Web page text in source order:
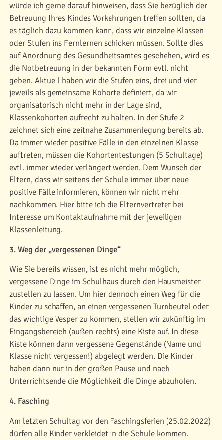
würde ich gerne darauf hinweisen, dass Sie bezüglich der
Betreuung Ihres Kindes Vorkehrungen treffen sollten, da
es täglich dazu kommen kann, dass wir einzelne Klassen
oder Stufen ins Fernlernen schicken müssen. Sollte dies
auf Anordnung des Gesundheitsamtes geschehen, wird es
die Notbetreuung in der bekannten Form evtl. nicht
geben. Aktuell haben wir die Stufen eins, drei und vier
jeweils als gemeinsame Kohorte definiert, da wir
organisatorisch nicht mehr in der Lage sind,
Klassenkohorten aufrecht zu halten. In der Stufe 2
zeichnet sich eine zeitnahe Zusammenlegung bereits ab.
Da immer wieder positive Fälle in den einzelnen Klasse
auftreten, müssen die Kohortentestungen (5 Schultage)
evtl. immer wieder verlängert werden. Dem Wunsch der
Eltern, dass wir seitens der Schule immer über neue
positive Fälle informieren, können wir nicht mehr
nachkommen. Hier bitte ich die Elternvertreter bei
Interesse um Kontaktaufnahme mit der jeweiligen
Klassenleitung.
3. Weg der „vergessenen Dinge“
Wie Sie bereits wissen, ist es nicht mehr möglich,
vergessene Dinge im Schulhaus durch den Hausmeister
zustellen zu lassen. Um hier dennoch einen Weg für die
Kinder zu schaffen, an einen vergessenen Turnbeutel oder
das wichtige Vesper zu kommen, stellen wir zukünftig im
Eingangsbereich (außen rechts) eine Kiste auf. In diese
Kiste können dann vergessene Gegenstände (Name und
Klasse nicht vergessen!) abgelegt werden. Die Kinder
haben dann nur in der großen Pause und nach
Unterrichtsende die Möglichkeit die Dinge abzuholen.
4. Fasching
Am letzten Schultag vor den Faschingsferien (25.02.2022)
dürfen alle Kinder verkleidet in die Schule kommen.